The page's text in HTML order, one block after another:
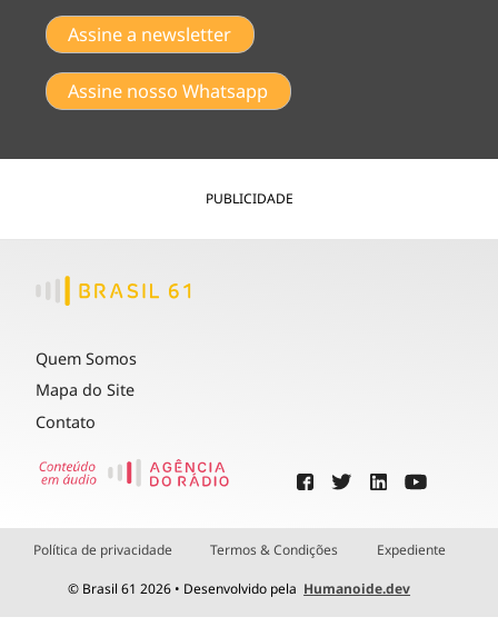
Assine a newsletter
Assine nosso Whatsapp
PUBLICIDADE
Quem Somos
Mapa do Site
Contato
Política de privacidade Termos & Condições Expediente
© Brasil 61 2026 • Desenvolvido pela Humanoide.dev